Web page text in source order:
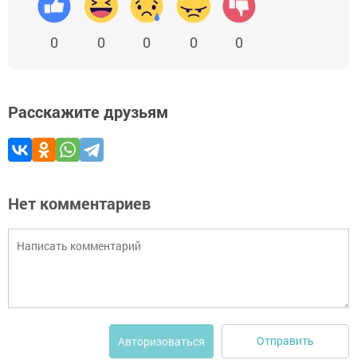
0 0 0 0 0
Расскажите друзьям
Нет комментариев
Авторизоваться Отправить